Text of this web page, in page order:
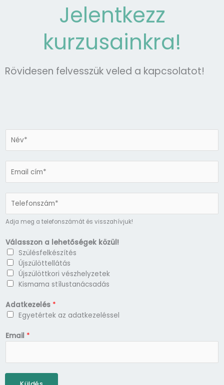
Jelentkezz
kurzusainkra!
Rövidesen felvesszük veled a kapcsolatot!
m
*
Adja meg a telefonszámát és visszahívjuk!
Válasszon a lehetőségek közül!
Szülésfelkészítés
Újszülöttellátás
Újszülöttkori vészhelyzetek
Kismama stílustanácsadás
Adatkezelés *
Egyetértek az adatkezeléssel
Email *